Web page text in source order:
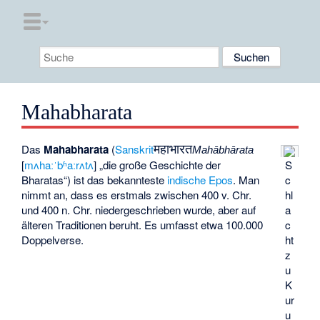
Mahabharata
S
c
hl
a
c
ht
z
u
K
ur
u
Das Mahabharata (SanskritमहाभारतMahābhārata
[mʌhaːˈbʱaːrʌtʌ] „die große Geschichte der
Bharatas“) ist das bekannteste indische Epos. Man
nimmt an, dass es erstmals zwischen 400 v. Chr.
und 400 n. Chr. niedergeschrieben wurde, aber auf
älteren Traditionen beruht. Es umfasst etwa 100.000
Doppelverse.